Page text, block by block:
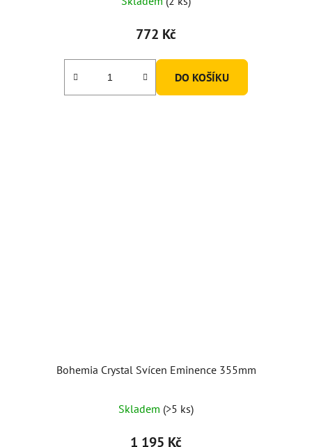
772 Kč
DO KOŠÍKU
Bohemia Crystal Svícen Eminence 355mm
Skladem (>5 ks)
1 195 Kč